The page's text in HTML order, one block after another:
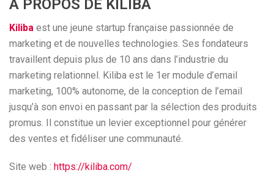
A PROPOS DE KILIBA
Kiliba est une jeune startup française passionnée de
marketing et de nouvelles technologies. Ses fondateurs
travaillent depuis plus de 10 ans dans l’industrie du
marketing relationnel. Kiliba est le 1er module d’email
marketing, 100% autonome, de la conception de l’email
jusqu’à son envoi en passant par la sélection des produits
promus. Il constitue un levier exceptionnel pour générer
des ventes et fidéliser une communauté.
Site web : https://kiliba.com/